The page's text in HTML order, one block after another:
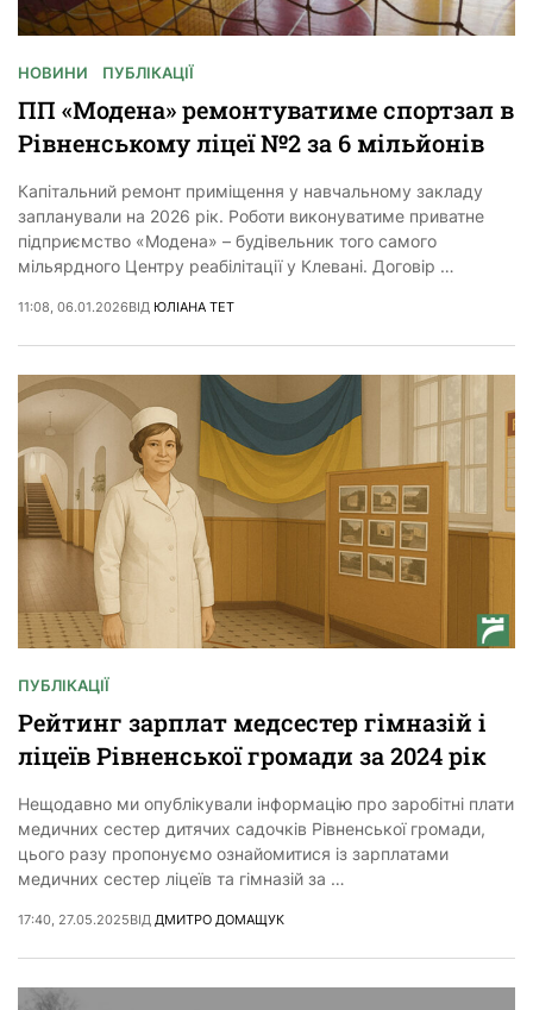
НОВИНИ ПУБЛІКАЦІЇ
ПП «Модена» ремонтуватиме спортзал в
Рівненському ліцеї №2 за 6 мільйонів
Капітальний ремонт приміщення у навчальному закладу
запланували на 2026 рік. Роботи виконуватиме приватне
підприємство «Модена» – будівельник того самого
мільярдного Центру реабілітації у Клевані. Договір …
11:08, 06.01.2026ВІД ЮЛІАНА ТЕТ
ПУБЛІКАЦІЇ
Рейтинг зарплат медсестер гімназій і
ліцеїв Рівненської громади за 2024 рік
Нещодавно ми опублікували інформацію про заробітні плати
медичних сестер дитячих садочків Рівненської громади,
цього разу пропонуємо ознайомитися із зарплатами
медичних сестер ліцеїв та гімназій за …
17:40, 27.05.2025ВІД ДМИТРО ДОМАЩУК